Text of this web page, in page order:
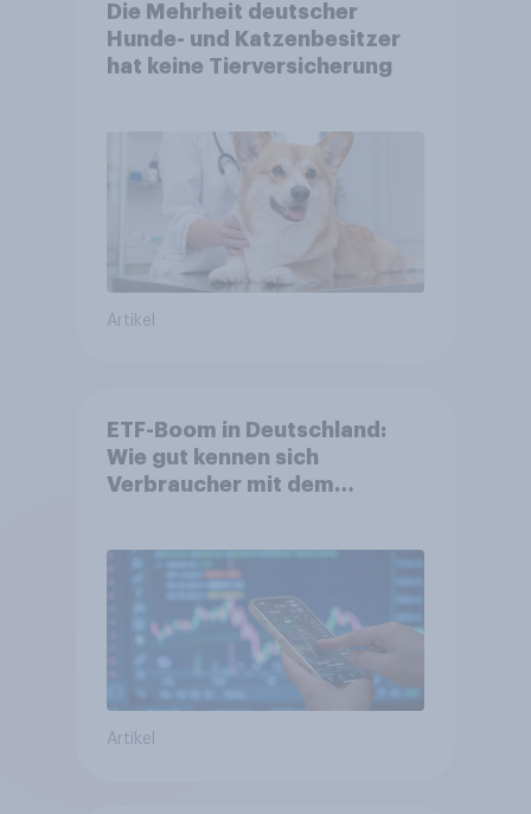
Die Mehrheit deutscher
Hunde- und Katzenbesitzer
hat keine Tierversicherung
Artikel
ETF-Boom in Deutschland:
Wie gut kennen sich
Verbraucher mit dem
Artikel